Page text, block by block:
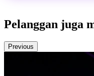
Pelanggan juga
Previous